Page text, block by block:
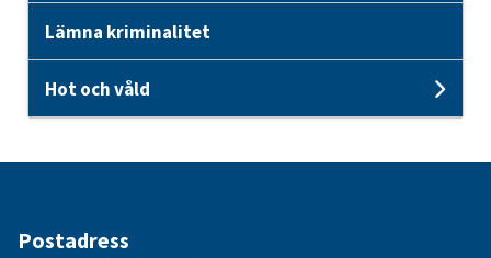
Lämna kriminalitet
Hot och våld
Postadress